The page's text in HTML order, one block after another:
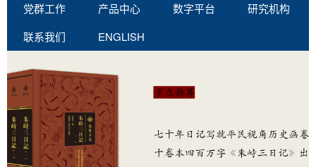
党群工作
产品中心 数字平台
研究机构
联系我们
ENGLISH